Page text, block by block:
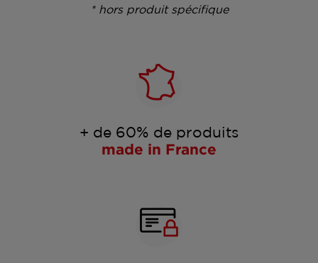
* hors produit spécifique
+ de 60% de produits
made in France